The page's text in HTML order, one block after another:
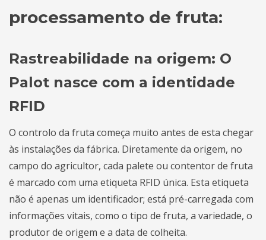
processamento de fruta:
Rastreabilidade na origem: O
Palot nasce com a identidade
RFID
O controlo da fruta começa muito antes de esta chegar
às instalações da fábrica. Diretamente da origem, no
campo do agricultor, cada palete ou contentor de fruta
é marcado com uma etiqueta RFID única. Esta etiqueta
não é apenas um identificador; está pré-carregada com
informações vitais, como o tipo de fruta, a variedade, o
produtor de origem e a data de colheita.